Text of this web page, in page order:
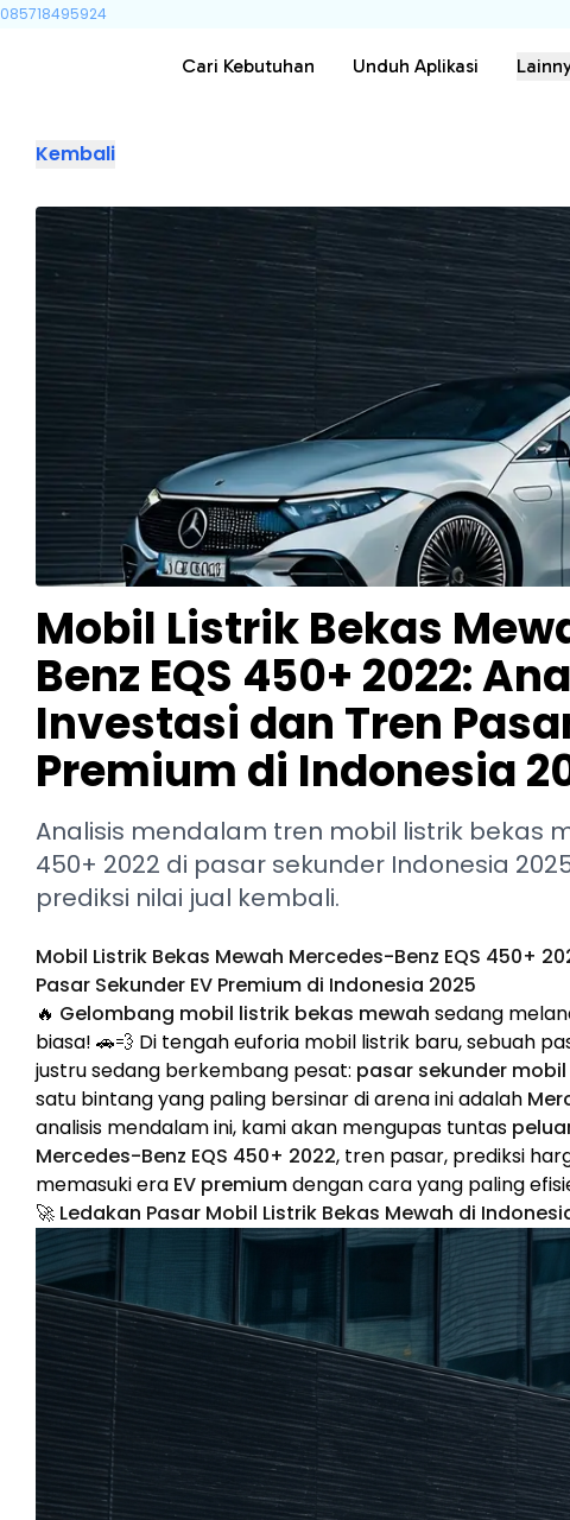
085718495924
Cari Kebutuhan Unduh Aplikasi
Kembali
Mobil Listrik Bekas
Benz EQS 450+ 2022:
Investasi dan Tren
Premium di Indonesia
Analisis mendalam tren mobil listrik bekas
450+ 2022 di pasar sekunder Indonesia
prediksi nilai jual kembali.
Mobil Listrik Bekas Mewah Mercedes-Benz EQS 450+
Pasar Sekunder EV Premium di Indonesia 2025
🔥 Gelombang mobil listrik bekas mewah sedang
biasa! 🚗💨 Di tengah euforia mobil listrik baru, sebuah
justru sedang berkembang pesat: pasar sekunder
satu bintang yang paling bersinar di arena ini adalah
analisis mendalam ini, kami akan mengupas tuntas
Mercedes-Benz EQS 450+ 2022, tren pasar, prediksi
memasuki era EV premiumdengan cara yang paling
🚀 Ledakan Pasar Mobil Listrik Bekas Mewah di